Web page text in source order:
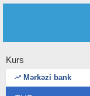
Kurs
Mərkəzi bank